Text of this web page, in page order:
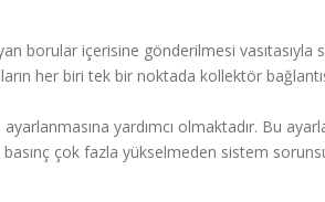
borular içerisine gönderilmesi
her biri tek bir noktada kollektör
yardımcı olmaktadır. Bu
çok fazla yükselmeden sistem